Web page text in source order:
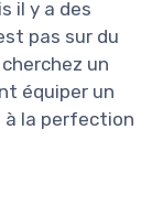
il y a des
pas sur du
un
équiper un
à la perfection